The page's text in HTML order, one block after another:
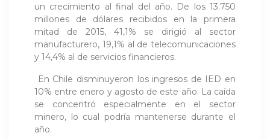
un crecimiento al final del año. De los 13.750
millones de dólares recibidos en la primera
mitad de 2015, 41,1% se dirigió al sector
manufacturero, 19,1% al de telecomunicaciones
y 14,4% al de servicios financieros.
En Chile disminuyeron los ingresos de IED en
10% entre enero y agosto de este año. La caída
se concentró especialmente en el sector
minero, lo cual podría mantenerse durante el
año.